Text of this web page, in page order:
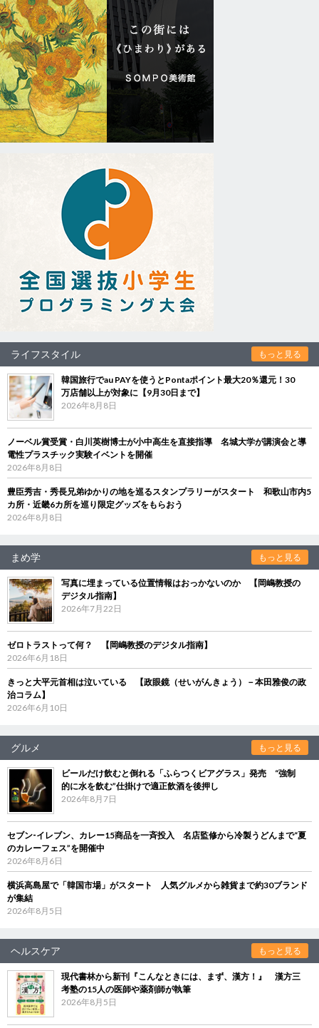
ライフスタイル もっと見る
韓国旅行でau PAYを使うとPontaポイント最大20％還元！30
万店舗以上が対象に【9月30日まで】
2026年8月8日
ノーベル賞受賞・白川英樹博士が小中高生を直接指導 名城大学が講演会と導
電性プラスチック実験イベントを開催
2026年8月8日
豊臣秀吉・秀長兄弟ゆかりの地を巡るスタンプラリーがスタート 和歌山市内5
カ所・近畿6カ所を巡り限定グッズをもらおう
2026年8月8日
まめ学 もっと見る
写真に埋まっている位置情報はおっかないのか 【岡嶋教授の
デジタル指南】
2026年7月22日
ゼロトラストって何？ 【岡嶋教授のデジタル指南】
2026年6月18日
きっと大平元首相は泣いている 【政眼鏡（せいがんきょう）－本田雅俊の政
治コラム】
2026年6月10日
グルメ もっと見る
ビールだけ飲むと倒れる「ふらつくビアグラス」発売 “強制
的に水を飲む”仕掛けで適正飲酒を後押し
2026年8月7日
セブン‐イレブン、カレー15商品を一斉投入 名店監修から冷製うどんまで“夏
のカレーフェス”を開催中
2026年8月6日
横浜高島屋で「韓国市場」がスタート 人気グルメから雑貨まで約30ブランド
が集結
2026年8月5日
ヘルスケア もっと見る
現代書林から新刊『こんなときには、まず、漢方！』 漢方三
考塾の15人の医師や薬剤師が執筆
2026年8月5日